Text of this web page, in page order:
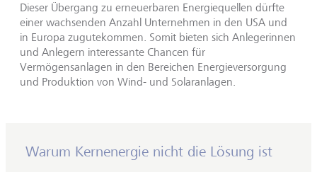
Dieser Übergang zu erneuerbaren Energiequellen dürfte
einer wachsenden Anzahl Unternehmen in den USA und
in Europa zugutekommen. Somit bieten sich Anlegerinnen
und Anlegern interessante Chancen für
Vermögensanlagen in den Bereichen Energieversorgung
und Produktion von Wind- und Solaranlagen.
Warum Kernenergie nicht die Lösung ist